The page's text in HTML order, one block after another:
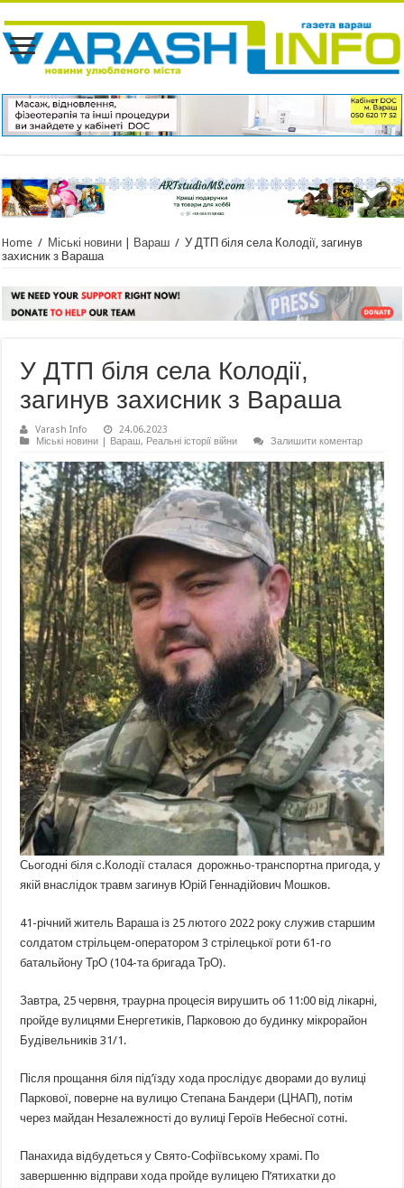
Home / Міські новини | Вараш / У ДТП біля села Колодії, загинув
захисник з Вараша
У ДТП біля села Колодії,
загинув захисник з Вараша
Varash Info
24.06.2023
Міські новини | Вараш, Реальні історії війни Залишити коментар
Сьогодні біля с.Колодії сталася дорожньо-транспортна пригода, у
якій внаслідок травм загинув Юрій Геннадійович Мошков.
41-річний житель Вараша із 25 лютого 2022 року служив старшим
солдатом стрільцем-оператором 3 стрілецької роти 61-го
батальйону ТрО (104-та бригада ТрО).
Завтра, 25 червня, траурна процесія вирушить об 11:00 від лікарні,
пройде вулицями Енергетиків, Парковою до будинку мікрорайон
Будівельників 31/1.
Після прощання біля під’їзду хода прослідує дворами до вулиці
Паркової, поверне на вулицю Степана Бандери (ЦНАП), потім
через майдан Незалежності до вулиці Героїв Небесної сотні.
Панахида відбудеться у Свято-Софіївському храмі. По
завершенню відправи хода пройде вулицею П’ятихатки до